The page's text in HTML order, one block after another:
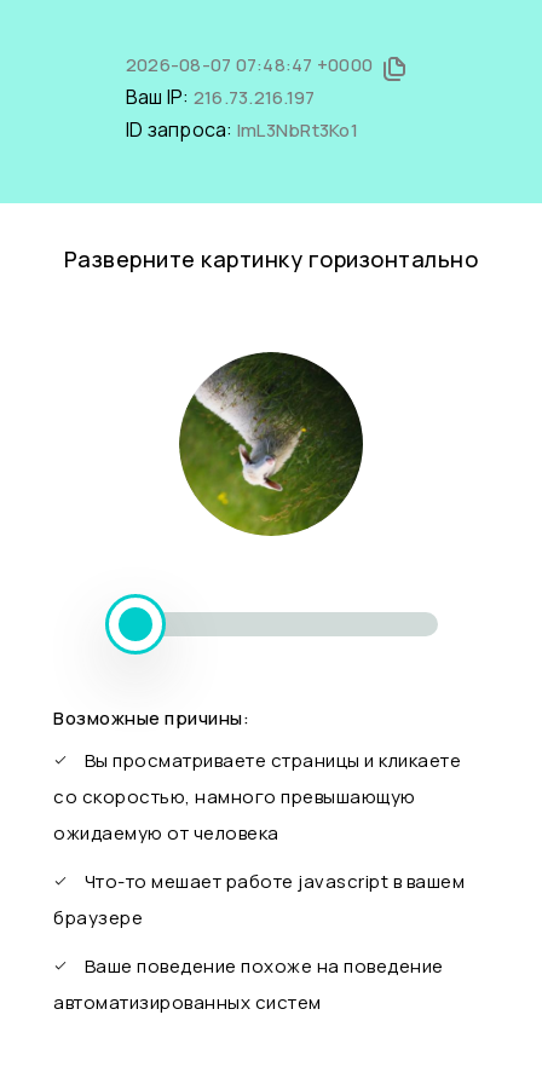
2026-08-07 07:48:47 +0000
Ваш IP: 216.73.216.197
ID запроса: lmL3NbRt3Ko1
Разверните картинку горизонтально
Возможные причины:
Вы просматриваете страницы и кликаете
со скоростью, намного превышающую
ожидаемую от человека
Что-то мешает работе javascript в вашем
браузере
Ваше поведение похоже на поведение
автоматизированных систем